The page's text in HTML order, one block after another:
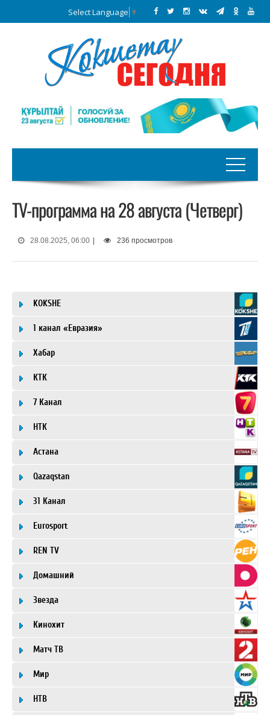
Select Language ▼
TV-программа на 28 августа (Четверг)
28.08.2025, 06:00 236 просмотров
KOKSHE
1 канал «Евразия»
Хабар
КТК
7 Канал
НТК
Астана
Qazaqstan
31 Канал
Eurosport
REN TV
Домашний
Звезда
Кинохит
Матч ТВ
Мир
НТВ